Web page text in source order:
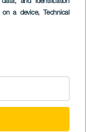
on a device, Technical